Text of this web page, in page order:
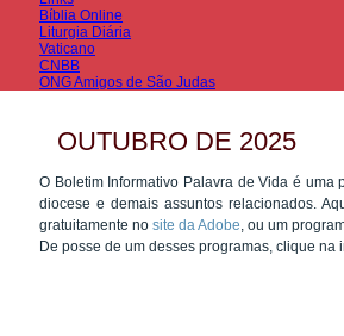
Bíblia Online
Liturgia Diária
Vaticano
CNBB
ONG Amigos de São Judas
OUTUBRO DE 2025
O Boletim Informativo Palavra de Vida é
diocese e demais assuntos relacionados.
gratuitamente no site da Adobe, ou um
De posse de um desses programas, clique